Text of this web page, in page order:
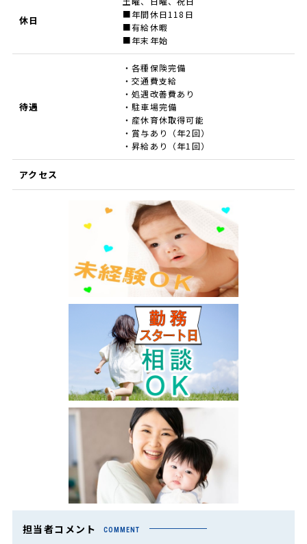
休日
■年間休日118日
■有給休暇
■年末年始
待遇
・各種保険完備
・交通費支給
・処遇改善費あり
・駐車場完備
・産休育休取得可能
・賞与あり（年2回）
・昇給あり（年1回）
アクセス
担当者コメント COMMENT